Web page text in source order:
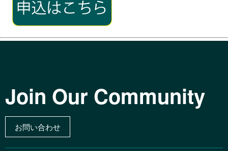
Join Our Community
お問い合わせ